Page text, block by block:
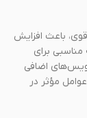
باعث افزایش
برای
اضافی
مؤثر در